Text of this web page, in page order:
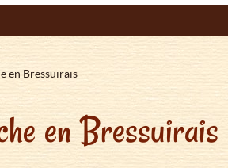
en Bressuirais
en Bressuirais